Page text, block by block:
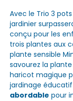
Avec le Trio 3
jardinier
conçu pour les
trois plantes aux
plante sensible
savourez la
haricot magique
jardinage
abordable pour